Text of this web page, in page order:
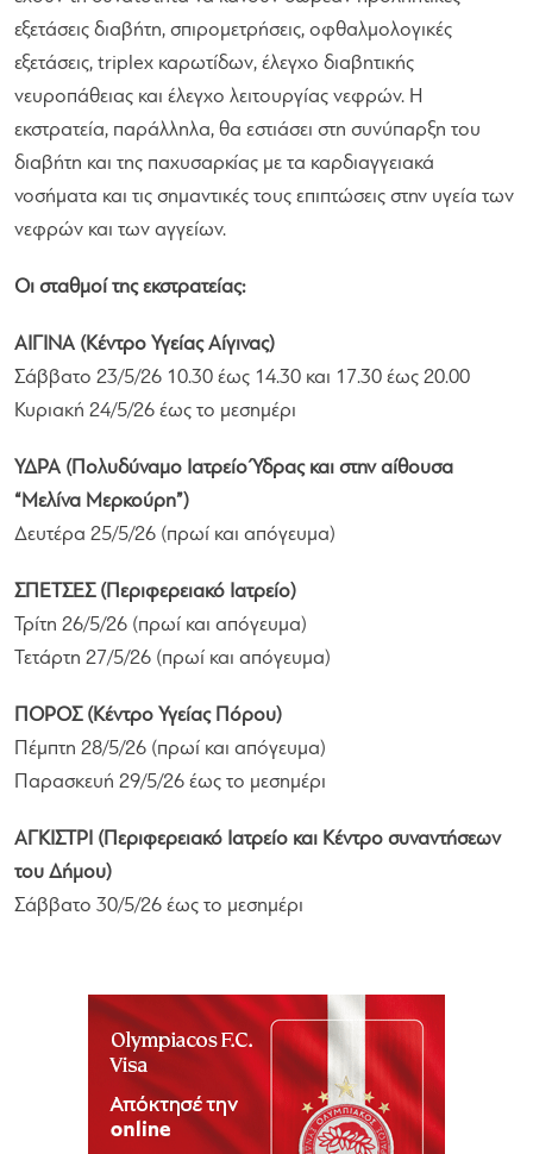
εξετάσεις διαβήτη, σπιρομετρήσεις, οφθαλμολογικές
εξετάσεις, triplex καρωτίδων, έλεγχο διαβητικής
νευροπάθειας και έλεγχο λειτουργίας νεφρών. Η
εκστρατεία, παράλληλα, θα εστιάσει στη συνύπαρξη του
διαβήτη και της παχυσαρκίας με τα καρδιαγγειακά
νοσήματα και τις σημαντικές τους επιπτώσεις στην υγεία των
νεφρών και των αγγείων.
Οι σταθμοί της εκστρατείας:
ΑΙΓΙΝΑ (Κέντρο Υγείας Αίγινας)
Σάββατο 23/5/26 10.30 έως 14.30 και 17.30 έως 20.00
Κυριακή 24/5/26 έως το μεσημέρι
ΥΔΡΑ (Πολυδύναμο Ιατρείο Ύδρας και στην αίθουσα
“Μελίνα Μερκούρη”)
Δευτέρα 25/5/26 (πρωί και απόγευμα)
ΣΠΕΤΣΕΣ (Περιφερειακό Ιατρείο)
Τρίτη 26/5/26 (πρωί και απόγευμα)
Τετάρτη 27/5/26 (πρωί και απόγευμα)
ΠΟΡΟΣ (Κέντρο Υγείας Πόρου)
Πέμπτη 28/5/26 (πρωί και απόγευμα)
Παρασκευή 29/5/26 έως το μεσημέρι
ΑΓΚΙΣΤΡΙ (Περιφερειακό Ιατρείο και Κέντρο συναντήσεων
του Δήμου)
Σάββατο 30/5/26 έως το μεσημέρι